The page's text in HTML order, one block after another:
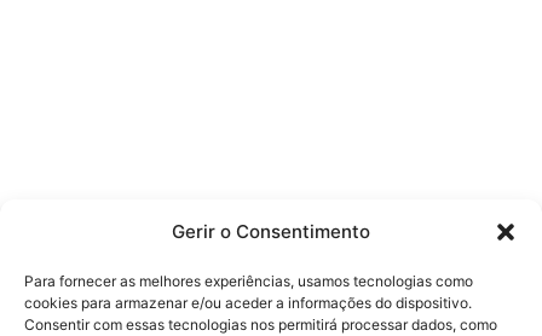
Gerir o Consentimento
Para fornecer as melhores experiências, usamos tecnologias como
cookies para armazenar e/ou aceder a informações do dispositivo.
Consentir com essas tecnologias nos permitirá processar dados, como